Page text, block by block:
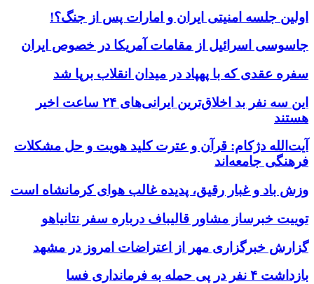
اولین جلسه امنیتی ایران و امارات پس از جنگ؟!
جاسوسی اسرائیل از مقامات آمریکا در خصوص ایران
سفره عقدی که با پهپاد در میدان انقلاب برپا شد
این سه نفر بد اخلاق‌ترین ایرانی‌های ۲۴ ساعت اخیر
هستند
آیت‌الله دژکام: قرآن و عترت کلید هویت و حل مشکلات
فرهنگی جامعه‌اند
وزش باد و غبار رقیق، پدیده غالب هوای کرمانشاه است
توییت خبرساز مشاور قالیباف درباره سفر نتانیاهو
گزارش خبرگزاری مهر از اعتراضات امروز در مشهد
بازداشت ۴ نفر در پی حمله به فرمانداری فسا